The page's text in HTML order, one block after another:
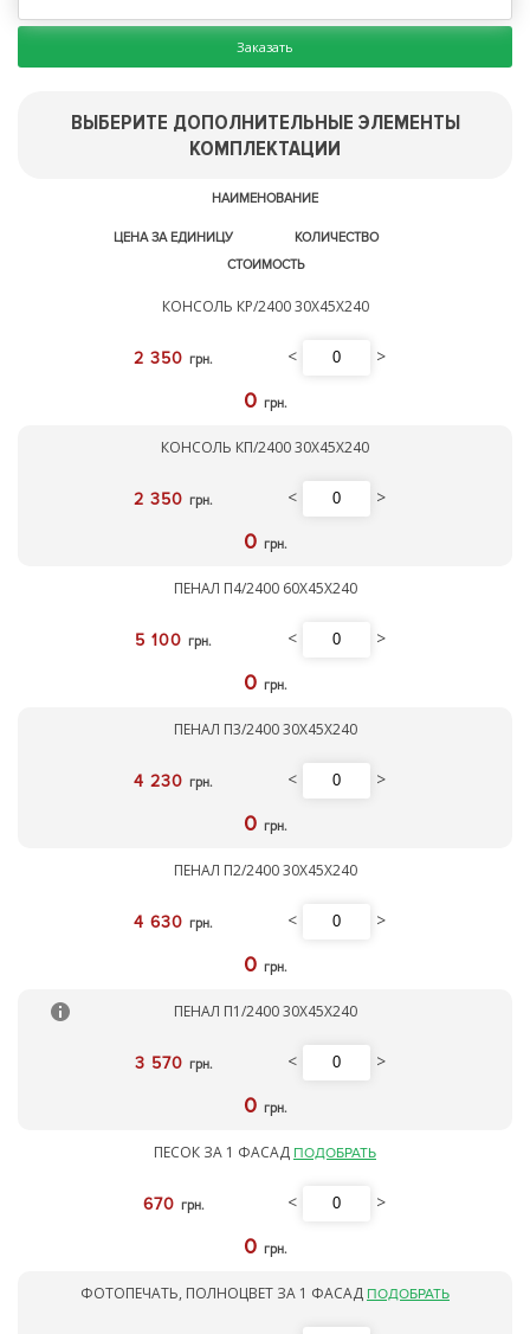
Заказать
ВЫБЕРИТЕ ДОПОЛНИТЕЛЬНЫЕ ЭЛЕМЕНТЫ
КОМПЛЕКТАЦИИ
НАИМЕНОВАНИЕ
ЦЕНА ЗА ЕДИНИЦУ
КОЛИЧЕСТВО
СТОИМОСТЬ
КОНСОЛЬ КР/2400 30Х45Х240
2 350 грн. < >
0 грн.
КОНСОЛЬ КП/2400 30Х45Х240
2 350 грн. < >
0 грн.
ПЕНАЛ П4/2400 60Х45Х240
5 100 грн. < >
0 грн.
ПЕНАЛ П3/2400 30Х45Х240
4 230 грн. < >
0 грн.
ПЕНАЛ П2/2400 30Х45Х240
4 630 грн. < >
0 грн.
ПЕНАЛ П1/2400 30Х45Х240
3 570 грн. < >
0 грн.
ПЕСОК ЗА 1 ФАСАД ПОДОБРАТЬ
670 грн. < >
0 грн.
ФОТОПЕЧАТЬ, ПОЛНОЦВЕТ ЗА 1 ФАСАД ПОДОБРАТЬ